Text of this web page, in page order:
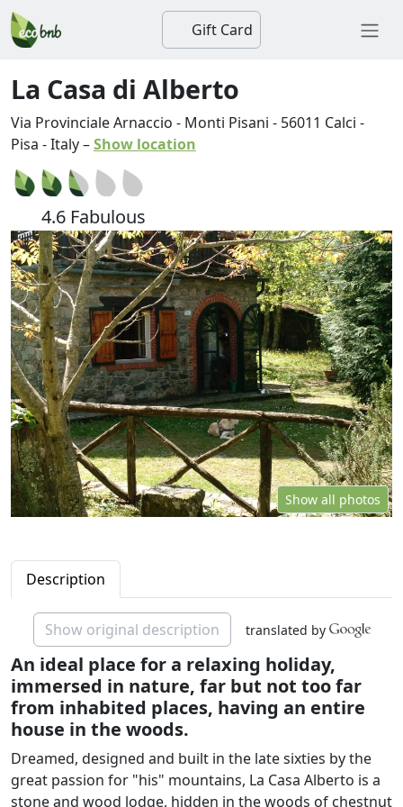
Gift Card
La Casa di Alberto
Via Provinciale Arnaccio - Monti Pisani - 56011 Calci -
Pisa -Italy–Show location
4.6 Fabulous
Show all photos
Description
Show original description translated by
An ideal place for a relaxing holiday,
immersed in nature, far but not too far
from inhabited places, having an entire
house in the woods.
Dreamed, designed and built in the late sixties by the
great passion for "his" mountains, La Casa Alberto is a
stone and wood lodge, hidden in the woods of chestnut